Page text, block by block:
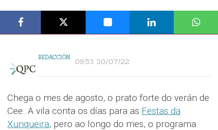
REDACCIÓN 09:53 30/07/22
Chega o mes de agosto, o prato forte do verán de
Cee. A vila conta os días para as Festas da
Xunqueira, pero ao longo do mes, o programa